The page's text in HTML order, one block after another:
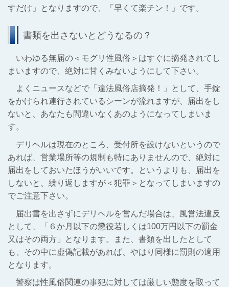
すだけ」となりますので、「早くて楽チン！」です。
書類を出さないとどうなるの？
いわゆる無届の＜モグリ性風俗＞はすぐに摘発されてし
まいますので、絶対に甘くみないようにして下さい。
よくニュースなどで「違法風俗店摘発！」として、手錠
をかけられ連行されているシーンが流れますが、届出をし
ないと、あなたも間違いなくあのようになってしまいま
す。
デリヘルは現在のところ、受付所を設けないというので
あれば、営業場所等の規制も特にありませんので、絶対に
届出をしておいたほうがいいです。というよりも、届出を
しないと、繰り返しますが＜犯罪＞となってしまいますの
でご注意下さい。
届出書を出さずにデリヘルを営んだ場合は、風営法違反
として、「６か月以下の懲役若しくは100万円以下の罰金
又はその両方」となります。また、書類を出したとして
も、その中に虚偽記載があれば、やはり同様に罰則の適用
となります。
警察は性風俗関連の事犯に対しては厳しい態度を取って